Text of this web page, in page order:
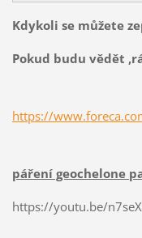
Kdykoli se můžete
Pokud budu vědět
https://
páření geochelone
https://youtu.be/